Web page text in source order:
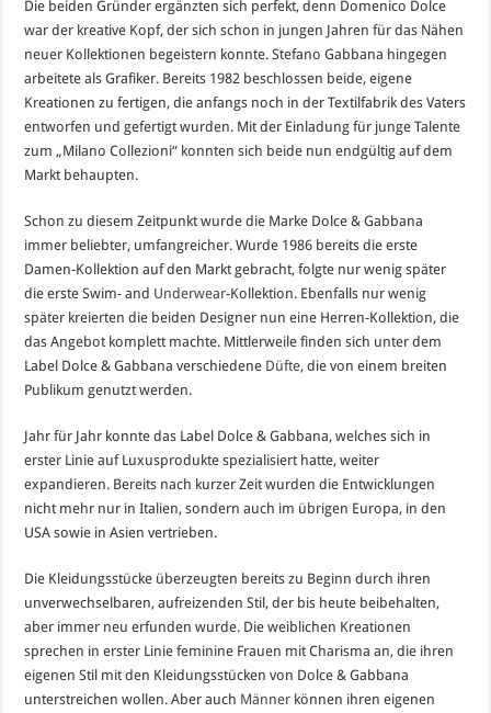
Die beiden Gründer ergänzten sich perfekt, denn Domenico Dolce
war der kreative Kopf, der sich schon in jungen Jahren für das Nähen
neuer Kollektionen begeistern konnte. Stefano Gabbana hingegen
arbeitete als Grafiker. Bereits 1982 beschlossen beide, eigene
Kreationen zu fertigen, die anfangs noch in der Textilfabrik des Vaters
entworfen und gefertigt wurden. Mit der Einladung für junge Talente
zum „Milano Collezioni“ konnten sich beide nun endgültig auf dem
Markt behaupten.
Schon zu diesem Zeitpunkt wurde die Marke Dolce & Gabbana
immer beliebter, umfangreicher. Wurde 1986 bereits die erste
Damen-Kollektion auf den Markt gebracht, folgte nur wenig später
die erste Swim- and Underwear-Kollektion. Ebenfalls nur wenig
später kreierten die beiden Designer nun eine Herren-Kollektion, die
das Angebot komplett machte. Mittlerweile finden sich unter dem
Label Dolce & Gabbana verschiedene Düfte, die von einem breiten
Publikum genutzt werden.
Jahr für Jahr konnte das Label Dolce & Gabbana, welches sich in
erster Linie auf Luxusprodukte spezialisiert hatte, weiter
expandieren. Bereits nach kurzer Zeit wurden die Entwicklungen
nicht mehr nur in Italien, sondern auch im übrigen Europa, in den
USA sowie in Asien vertrieben.
Die Kleidungsstücke überzeugten bereits zu Beginn durch ihren
unverwechselbaren, aufreizenden Stil, der bis heute beibehalten,
aber immer neu erfunden wurde. Die weiblichen Kreationen
sprechen in erster Linie feminine Frauen mit Charisma an, die ihren
eigenen Stil mit den Kleidungsstücken von Dolce & Gabbana
unterstreichen wollen. Aber auch Männer können ihren eigenen